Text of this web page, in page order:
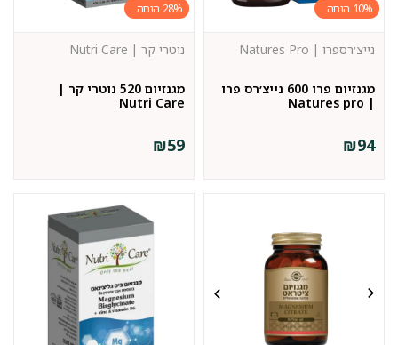
10%
מגנזיום פרו 600 נייצ׳רס פרו
| Natures pro
נייצ׳רספרו | Natures Pro
₪94
28%
מגנזיום 520 נוטרי קר |
Nutri Care
נוטרי קר | Nutri Care
₪59